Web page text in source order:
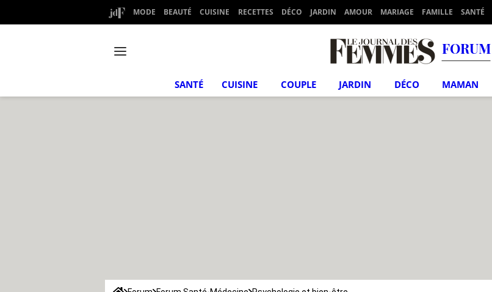
MODE BEAUTÉ CUISINE RECETTES DÉCO JARDIN AMOUR MARIAGE FAMILLE SANTÉ
FORUM
SANTÉ CUISINE COUPLE JARDIN DÉCO MAMAN